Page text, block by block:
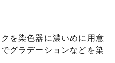
を染色器に濃いめに用意
グラデーションなどを染